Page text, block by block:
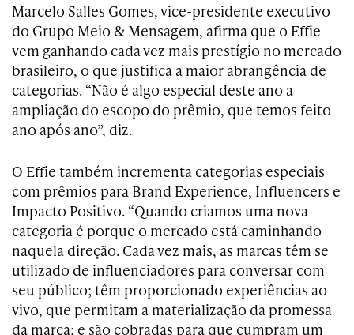
Marcelo Salles Gomes, vice-presidente executivo
do Grupo Meio & Mensagem, afirma que o Effie
vem ganhando cada vez mais prestígio no mercado
brasileiro, o que justifica a maior abrangência de
categorias. “Não é algo especial deste ano a
ampliação do escopo do prêmio, que temos feito
ano após ano”, diz.
O Effie também incrementa categorias especiais
com prêmios para Brand Experience, Influencers e
Impacto Positivo. “Quando criamos uma nova
categoria é porque o mercado está caminhando
naquela direção. Cada vez mais, as marcas têm se
utilizado de influenciadores para conversar com
seu público; têm proporcionado experiências ao
vivo, que permitam a materialização da promessa
da marca; e são cobradas para que cumpram um